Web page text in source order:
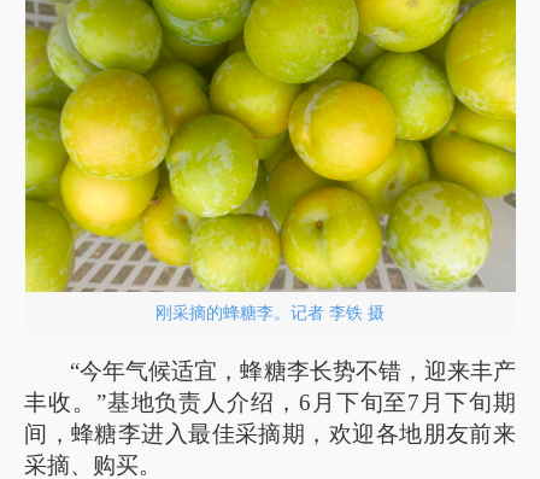
刚采摘的蜂糖李。记者 李铁 摄
“今年气候适宜，蜂糖李长势不错，迎来丰产
丰收。”基地负责人介绍，6月下旬至7月下旬期
间，蜂糖李进入最佳采摘期，欢迎各地朋友前来
采摘、购买。